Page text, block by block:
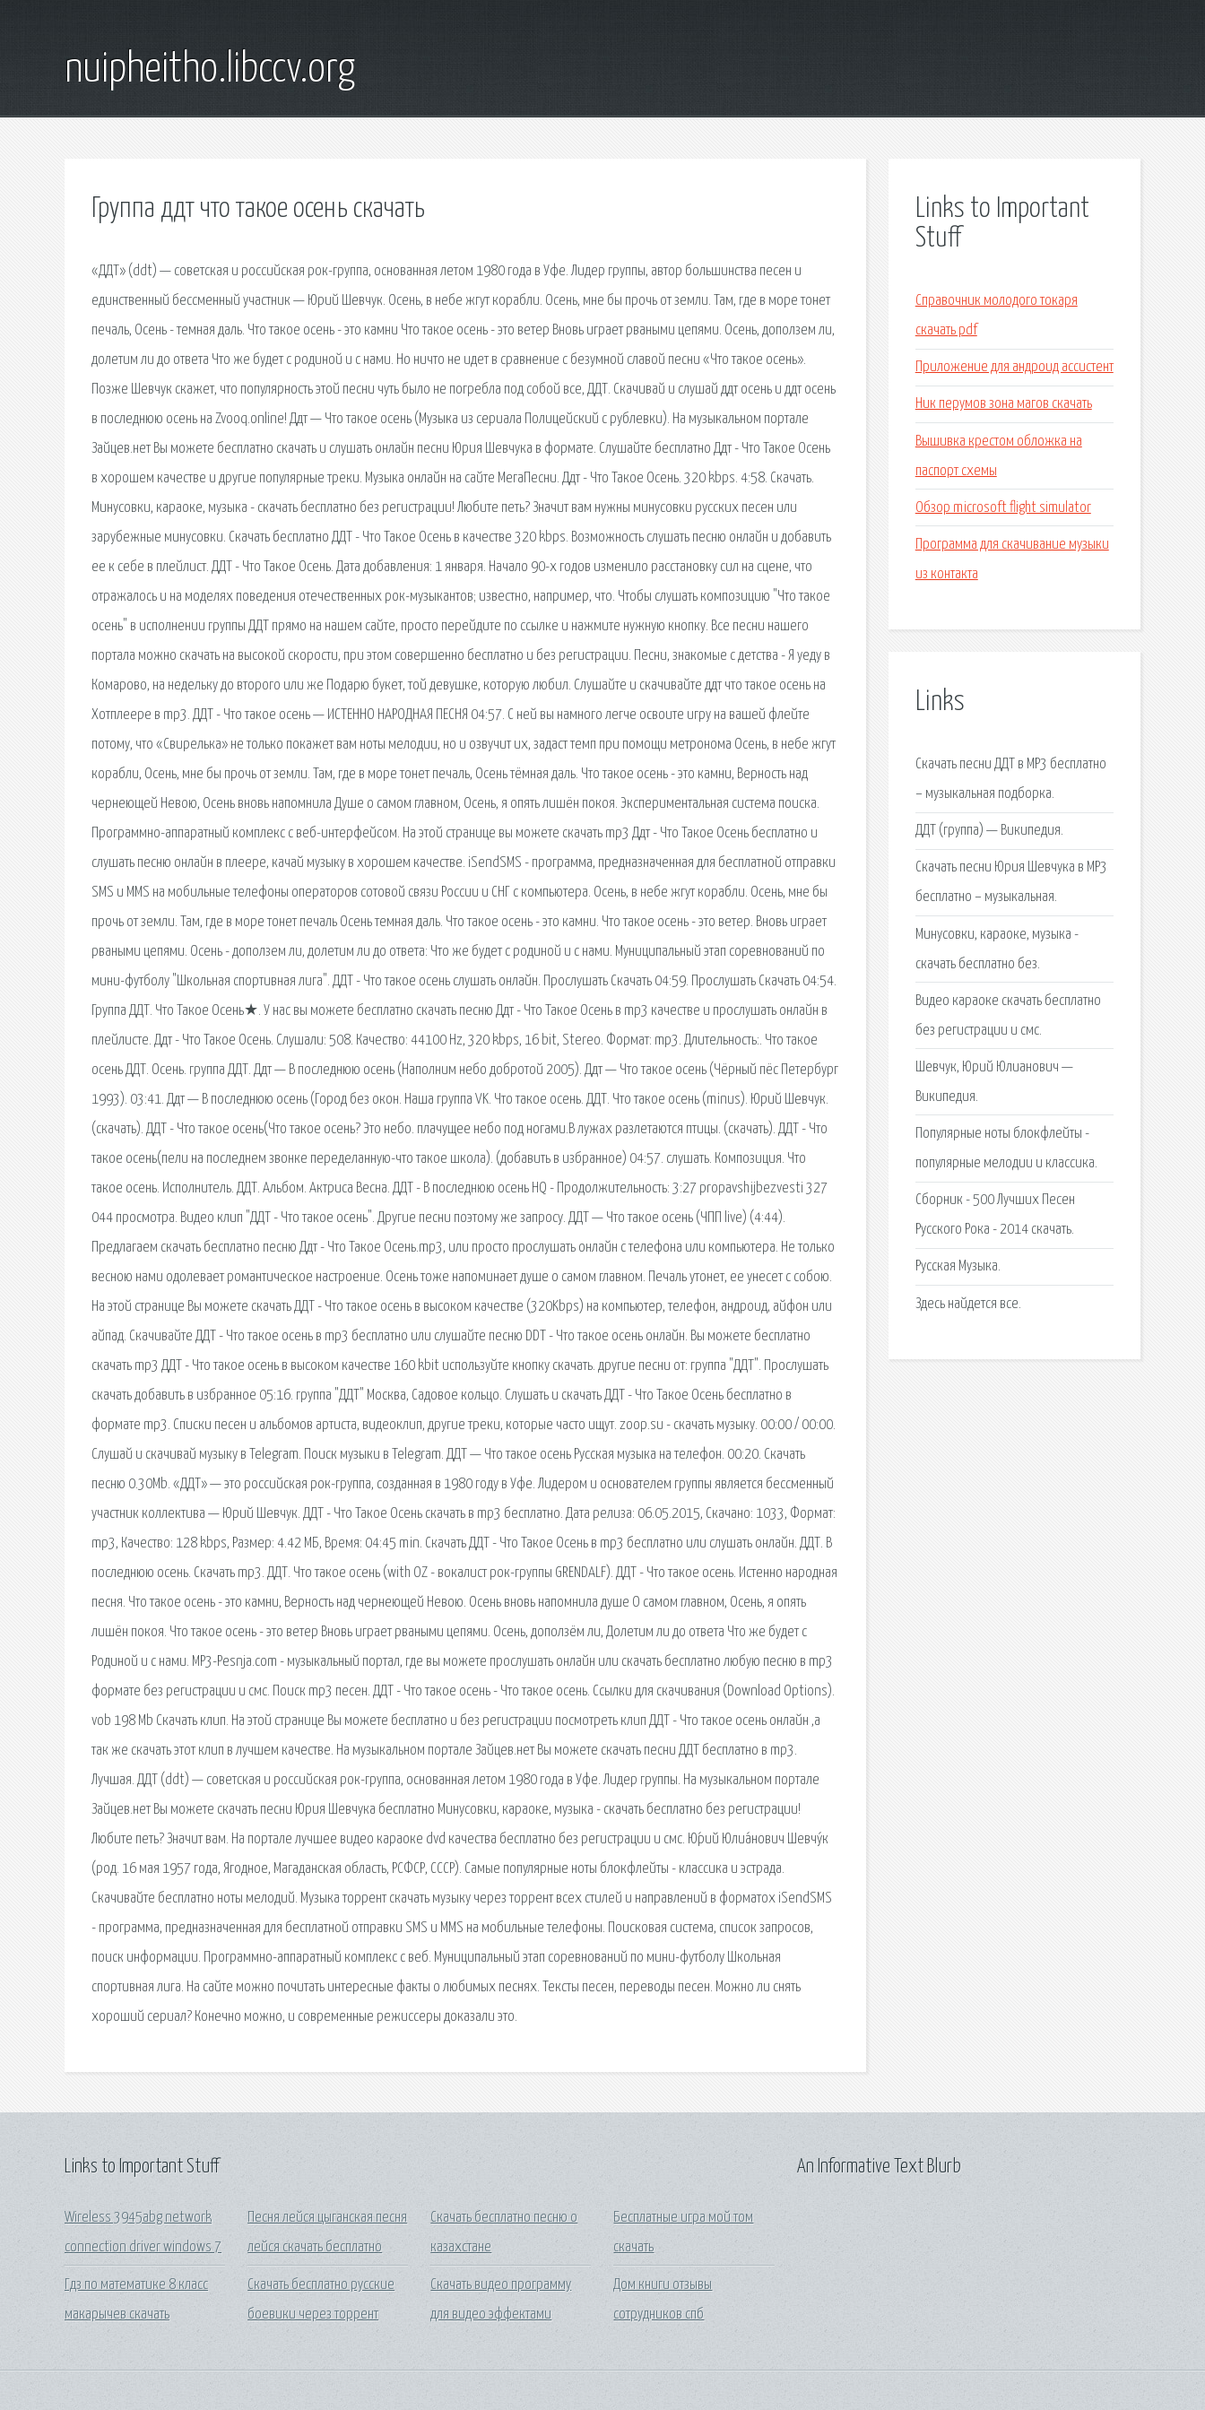
nuipheitho.libccv.org
Группа ддт что такое осень скачать
«ДДТ» (ddt) — советская и российская рок-группа, основанная летом 1980 года в Уфе. Лидер группы, автор большинства песен и
единственный бессменный участник — Юрий Шевчук. Осень, в небе жгут корабли. Осень, мне бы прочь от земли. Там, где в море тонет
печаль, Осень - темная даль. Что такое осень - это камни Что такое осень - это ветер Вновь играет рваными цепями. Осень, доползем ли,
долетим ли до ответа Что же будет с родиной и с нами. Но ничто не идет в сравнение с безумной славой песни «Что такое осень».
Позже Шевчук скажет, что популярность этой песни чуть было не погребла под собой все, ДДТ. Скачивай и слушай ддт осень и ддт осень
в последнюю осень на Zvooq.online! Ддт — Что такое осень (Музыка из сериала Полицейский с рублевки). На музыкальном портале
Зайцев.нет Вы можете бесплатно скачать и слушать онлайн песни Юрия Шевчука в формате. Слушайте бесплатно Ддт - Что Такое Осень
в хорошем качестве и другие популярные треки. Музыка онлайн на сайте МегаПесни. Ддт - Что Такое Осень. 320 kbps. 4:58. Скачать.
Минусовки, караоке, музыка - скачать бесплатно без регистрации! Любите петь? Значит вам нужны минусовки русских песен или
зарубежные минусовки. Скачать бесплатно ДДТ - Что Такое Осень в качестве 320 kbps. Возможность слушать песню онлайн и добавить
ее к себе в плейлист. ДДТ - Что Такое Осень. Дата добавления: 1 января. Начало 90-х годов изменило расстановку сил на сцене, что
отражалось и на моделях поведения отечественных рок-музыкантов; известно, например, что. Чтобы слушать композицию "Что такое
осень" в исполнении группы ДДТ прямо на нашем сайте, просто перейдите по ссылке и нажмите нужную кнопку. Все песни нашего
портала можно скачать на высокой скорости, при этом совершенно бесплатно и без регистрации. Песни, знакомые с детства - Я уеду в
Комарово, на недельку до второго или же Подарю букет, той девушке, которую любил. Слушайте и скачивайте ддт что такое осень на
Хотплеере в mp3. ДДТ - Что такое осень — ИСТЕННО НАРОДНАЯ ПЕСНЯ 04:57. С ней вы намного легче освоите игру на вашей флейте
потому, что «Свирелька» не только покажет вам ноты мелодии, но и озвучит их, задаст темп при помощи метронома Осень, в небе жгут
корабли, Осень, мне бы прочь от земли. Там, где в море тонет печаль, Осень тёмная даль. Что такое осень - это камни, Верность над
чернеющей Невою, Осень вновь напомнила Душе о самом главном, Осень, я опять лишён покоя. Экспериментальная система поиска.
Программно-аппаратный комплекс с веб-интерфейсом. На этой странице вы можете скачать mp3 Ддт - Что Такое Осень бесплатно и
слушать песню онлайн в плеере, качай музыку в хорошем качестве. iSendSMS - программа, предназначенная для бесплатной отправки
SMS и MMS на мобильные телефоны операторов сотовой связи России и СНГ с компьютера. Осень, в небе жгут корабли. Осень, мне бы
прочь от земли. Там, где в море тонет печаль Осень темная даль. Что такое осень - это камни. Что такое осень - это ветер. Вновь играет
рваными цепями. Осень - доползем ли, долетим ли до ответа: Что же будет с родиной и с нами. Муниципальный этап соревнований по
мини-футболу "Школьная спортивная лига". ДДТ - Что такое осень слушать онлайн. Прослушать Скачать 04:59. Прослушать Скачать 04:54.
Группа ДДТ. Что Такое Осень★. У нас вы можете бесплатно скачать песню Ддт - Что Такое Осень в mp3 качестве и прослушать онлайн в
плейлисте. Ддт - Что Такое Осень. Слушали: 508. Качество: 44100 Hz, 320 kbps, 16 bit, Stereo. Формат: mp3. Длительность:. Что такое
осень ДДТ. Осень. группа ДДТ. Ддт — В последнюю осень (Наполним небо добротой 2005). Ддт — Что такое осень (Чёрный пёс Петербург
1993). 03:41. Ддт — В последнюю осень (Город без окон. Наша группа VK. Что такое осень. ДДТ. Что такое осень (minus). Юрий Шевчук.
(скачать). ДДТ - Что такое осень(Что такое осень? Это небо. плачущее небо под ногами.В лужах разлетаются птицы. (скачать). ДДТ - Что
такое осень(пели на последнем звонке переделанную-что такое школа). (добавить в избранное) 04:57. слушать. Композиция. Что
такое осень. Исполнитель. ДДТ. Альбом. Актриса Весна. ДДТ - В последнюю осень HQ - Продолжительность: 3:27 propavshijbezvesti 327
044 просмотра. Видео клип "ДДТ - Что такое осень". Другие песни поэтому же запросу. ДДТ — Что такое осень (ЧПП live) (4:44).
Предлагаем скачать бесплатно песню Ддт - Что Такое Осень.mp3, или просто прослушать онлайн с телефона или компьютера. Не только
весною нами одолевает романтическое настроение. Осень тоже напоминает душе о самом главном. Печаль утонет, ее унесет с собою.
На этой странице Вы можете скачать ДДТ - Что такое осень в высоком качестве (320Kbps) на компьютер, телефон, андроид, айфон или
айпад. Скачивайте ДДТ - Что такое осень в mp3 бесплатно или слушайте песню DDT - Что такое осень онлайн. Вы можете бесплатно
скачать mp3 ДДТ - Что такое осень в высоком качестве 160 kbit используйте кнопку скачать. другие песни от: группа "ДДТ". Прослушать
скачать добавить в избранное 05:16. группа "ДДТ" Москва, Садовое кольцо. Слушать и скачать ДДТ - Что Такое Осень бесплатно в
формате mp3. Списки песен и альбомов артиста, видеоклип, другие треки, которые часто ищут. zoop.su - скачать музыку. 00:00 / 00:00.
Слушай и скачивай музыку в Telegram. Поиск музыки в Telegram. ДДТ — Что такое осень Русская музыка на телефон. 00:20. Скачать
песню 0.30Mb. «ДДТ» — это российская рок-группа, созданная в 1980 году в Уфе. Лидером и основателем группы является бессменный
участник коллектива — Юрий Шевчук. ДДТ - Что Такое Осень скачать в mp3 бесплатно. Дата релиза: 06.05.2015, Скачано: 1033, Формат:
mp3, Качество: 128 kbps, Размер: 4.42 МБ, Время: 04:45 min. Скачать ДДТ - Что Такое Осень в mp3 бесплатно или слушать онлайн. ДДТ. В
последнюю осень. Скачать mp3. ДДТ. Что такое осень (with OZ - вокалист рок-группы GRENDALF). ДДТ - Что такое осень. Истенно народная
песня. Что такое осень - это камни, Верность над чернеющей Невою. Осень вновь напомнила душе О самом главном, Осень, я опять
лишён покоя. Что такое осень - это ветер Вновь играет рваными цепями. Осень, доползём ли, Долетим ли до ответа Что же будет с
Родиной и с нами. MP3-Pesnja.com - музыкальный портал, где вы можете прослушать онлайн или скачать бесплатно любую песню в mp3
формате без регистрации и смс. Поиск mp3 песен. ДДТ - Что такое осень - Что такое осень. Ссылки для скачивания (Download Options).
vob 198 Mb Скачать клип. На этой странице Вы можете бесплатно и без регистрации посмотреть клип ДДТ - Что такое осень онлайн ,а
так же скачать этот клип в лучшем качестве. На музыкальном портале Зайцев.нет Вы можете скачать песни ДДТ бесплатно в mp3.
Лучшая. ДДТ (ddt) — советская и российская рок-группа, основанная летом 1980 года в Уфе. Лидер группы. На музыкальном портале
Зайцев.нет Вы можете скачать песни Юрия Шевчука бесплатно Минусовки, караоке, музыка - скачать бесплатно без регистрации!
Любите петь? Значит вам. На портале лучшее видео караоке dvd качества бесплатно без регистрации и смс. Ю́рий Юлиа́нович Шевчу́к
(род. 16 мая 1957 года, Ягодное, Магаданская область, РСФСР, СССР). Самые популярные ноты блокфлейты - классика и эстрада.
Скачивайте бесплатно ноты мелодий. Музыка торрент скачать музыку через торрент всех стилей и направлений в форматох iSendSMS
- программа, предназначенная для бесплатной отправки SMS и MMS на мобильные телефоны. Поисковая сиcтема, список запросов,
поиск информации. Программно-аппаратный комплекс с веб. Муниципальный этап соревнований по мини-футболу Школьная
спортивная лига. На сайте можно почитать интересные факты о любимых песнях. Тексты песен, переводы песен. Можно ли снять
хороший сериал? Конечно можно, и современные режиссеры доказали это.
Links to Important
Stuff
Справочник молодого токаря
скачать pdf
Приложение для андроид ассистент
Ник перумов зона магов скачать
Вышивка крестом обложка на
паспорт схемы
Обзор microsoft flight simulator
Программа для скачивание музыки
из контакта
Links
Скачать песни ДДТ в MP3 бесплатно
– музыкальная подборка.
ДДТ (группа) — Википедия.
Скачать песни Юрия Шевчука в MP3
бесплатно – музыкальная.
Минусовки, караоке, музыка -
скачать бесплатно без.
Видео караоке скачать бесплатно
без регистрации и смс.
Шевчук, Юрий Юлианович —
Википедия.
Популярные ноты блокфлейты -
популярные мелодии и классика.
Сборник - 500 Лучших Песен
Русского Рока - 2014 скачать.
Русская Музыка.
Здесь найдется все.
Links to Important Stuff
Wireless 3945abg network
connection driver windows 7
Гдз по математике 8 класс
макарычев скачать
Песня лейся цыганская песня
лейся скачать бесплатно
Скачать бесплатно русские
боевики через торрент
Скачать бесплатно песню о
казахстане
Скачать видео программу
для видео эффектами
Бесплатные игра мой том
скачать
Дом книги отзывы
сотрудников спб
An Informative Text Blurb